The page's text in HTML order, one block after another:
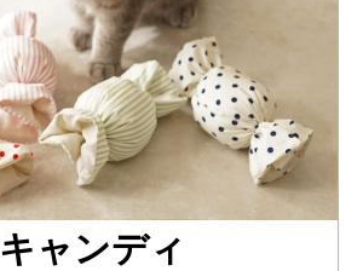
キャンディ